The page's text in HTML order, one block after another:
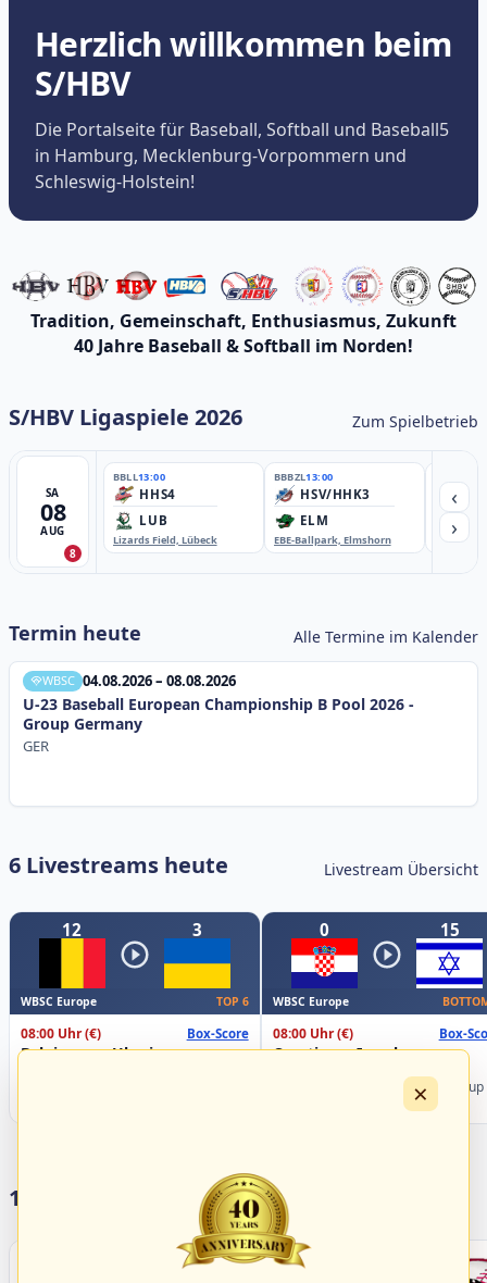
Herzlich willkommen beim
S/HBV
Die Portalseite für Baseball, Softball und Baseball5
in Hamburg, Mecklenburg-Vorpommern und
Schleswig-Holstein!
Tradition, Gemeinschaft, Enthusiasmus, Zukunft
40 Jahre Baseball & Softball im Norden!
S/HBV Ligaspiele 2026 Zum Spielbetrieb
SA
08
AUG
8
BBLL13:00
HHS4
LUB
Lizards Field, Lübeck
BBBZL13:00
HSV/HHK3
ELM
EBE-Ballpark, Elmshorn
‹
›
Termin heute Alle Termine im Kalender
WBSC 04.08.2026 – 08.08.2026
U-23 Baseball European Championship B Pool 2026 -
Group Germany
GER
6 Livestreams heute Livestream Übersicht
12 3
WBSC Europe TOP 6
08:00 Uhr(€) Box-Score
Belgium vs. Ukraine
0 15
WBSC Europe
08:00 Uhr(€) Box-
Croatia vs. Israel
Championship B Pool 2026 - Group
17 Vereine im S/HBV
×